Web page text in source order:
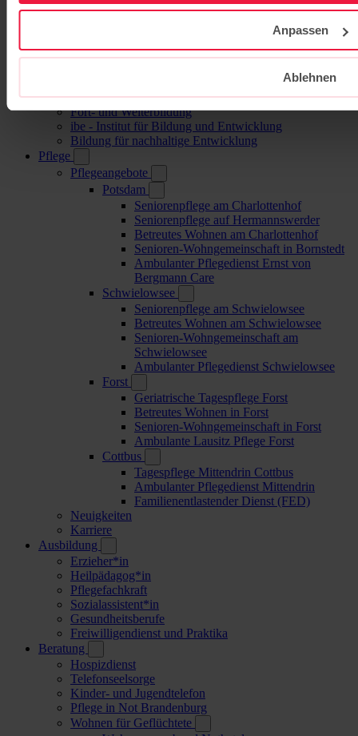
Anpassen
Ablehnen
Internat
BSH – Berufliche Schulen Hermannswerder
Gesundheitscampus Potsdam
Fort- und Weiterbildung
ibe - Institut für Bildung und Entwicklung
Bildung für nachhaltige Entwicklung
Pflege
Pflegeangebote
Potsdam
Seniorenpflege am Charlottenhof
Seniorenpflege auf Hermannswerder
Betreutes Wohnen am Charlottenhof
Senioren-Wohngemeinschaft in Bornstedt
Ambulanter Pflegedienst Ernst von
Bergmann Care
Schwielowsee
Seniorenpflege am Schwielowsee
Betreutes Wohnen am Schwielowsee
Senioren-Wohngemeinschaft am
Schwielowsee
Ambulanter Pflegedienst Schwielowsee
Forst
Geriatrische Tagespflege Forst
Betreutes Wohnen in Forst
Senioren-Wohngemeinschaft in Forst
Ambulante Lausitz Pflege Forst
Cottbus
Tagespflege Mittendrin Cottbus
Ambulanter Pflegedienst Mittendrin
Familienentlastender Dienst (FED)
Neuigkeiten
Karriere
Ausbildung
Erzieher*in
Heilpädagog*in
Pflegefachkraft
Sozialassistent*in
Gesundheitsberufe
Freiwilligendienst und Praktika
Beratung
Hospizdienst
Telefonseelsorge
Kinder- und Jugendtelefon
Pflege in Not Brandenburg
Wohnen für Geflüchtete